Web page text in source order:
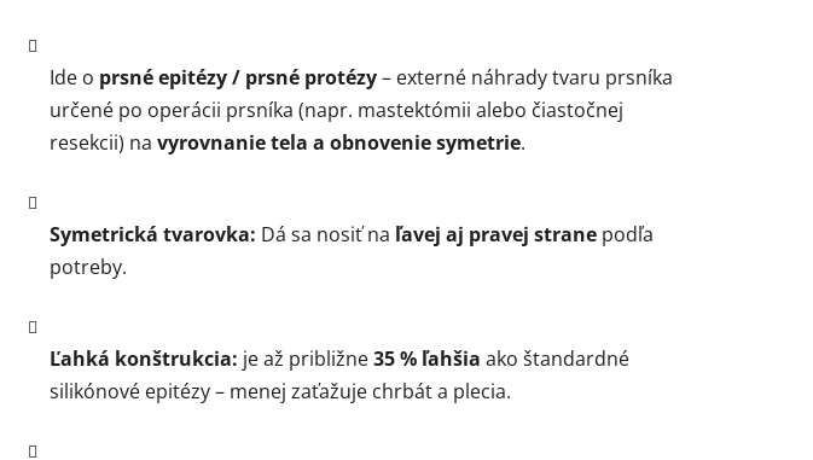
Ide o prsné epitézy / prsné protézy– externé náhrady tvaru prsníka
určené po operácii prsníka (napr. mastektómii alebo čiastočnej
resekcii) na vyrovnanie tela a obnovenie symetrie.
Symetrická tvarovka: Dá sa nosiť na ľavej aj pravej strane podľa
potreby.
Ľahká konštrukcia: je až približne35 % ľahšia ako štandardné
silikónové epitézy – menej zaťažuje chrbát a plecia.